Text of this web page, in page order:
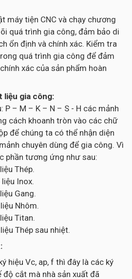
máy tiện CNC và chạy chương
quá trình gia công, đảm bảo di
ổn định và chính xác. Kiểm tra
quá trình gia công để đảm
xác của sản phẩm hoàn
liệu gia công:
P – M – K – N – S - H các mảnh
cách khoanh tròn vào các chữ
để chúng ta có thể nhận diện
chuyên dùng để gia công. Vì
phần tương ứng như sau:
Thép.
Inox.
Gang.
Nhôm.
Titan.
Thép sau nhiệt.
hiệu Vc, ap, f thì đây là các ký
độ cắt mà nhà sản xuất đã